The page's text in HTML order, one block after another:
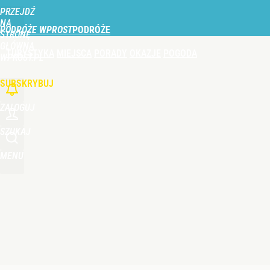
PRZEJDŹ
NA
STRONĘ
PODRÓŻE WPROST
SUBSKRYBUJ